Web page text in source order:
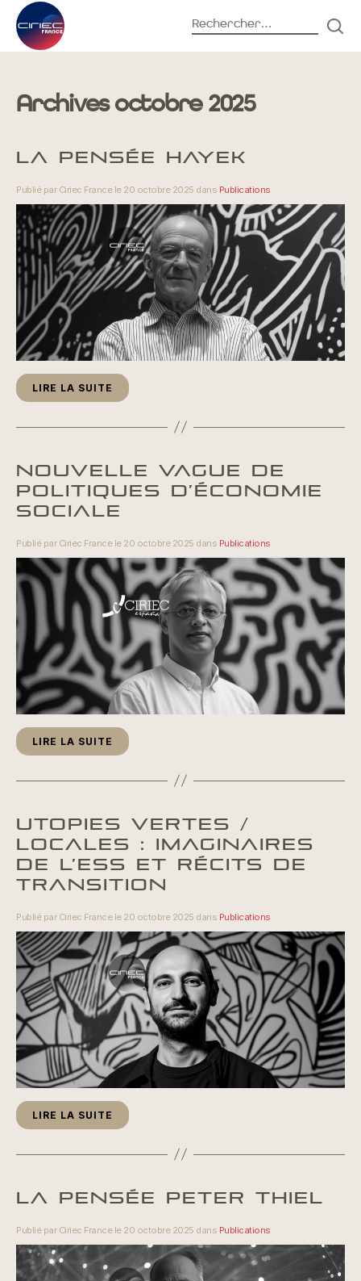
Rechercher :
Accueil Archives
Archives octobre 2025
LA PENSÉE HAYEK
Publié par Ciriec France le 20 octobre 2025 dans Publications
LIRE LA SUITE
NOUVELLE VAGUE DE
POLITIQUES D’ÉCONOMIE
SOCIALE
Publié par Ciriec France le 20 octobre 2025 dans Publications
LIRE LA SUITE
UTOPIES VERTES /
LOCALES : IMAGINAIRES
DE L’ESS ET RÉCITS DE
TRANSITION
Publié par Ciriec France le 20 octobre 2025 dans Publications
LIRE LA SUITE
LA PENSÉE PETER THIEL
Publié par Ciriec France le 20 octobre 2025 dans Publications